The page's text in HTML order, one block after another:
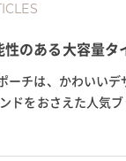
のある大容量タ
ーチは、かわいい
ドをおさえた人気
てて紹介し...